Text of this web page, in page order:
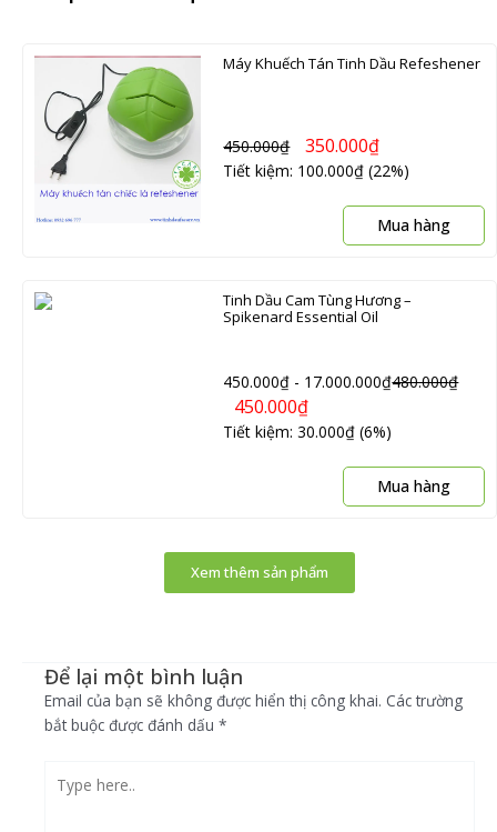
Máy Khuếch Tán Tinh Dầu Refeshener
450.000₫ 350.000₫
Tiết kiệm: 100.000₫ (22%)
Mua hàng
Tinh Dầu Cam Tùng Hương –
Spikenard Essential Oil
450.000₫ - 17.000.000₫480.000₫
450.000₫
Tiết kiệm: 30.000₫ (6%)
Mua hàng
Xem thêm sản phẩm
Để lại một bình luận
Email của bạn sẽ không được hiển thị công khai. Các trường
bắt buộc được đánh dấu *
here..